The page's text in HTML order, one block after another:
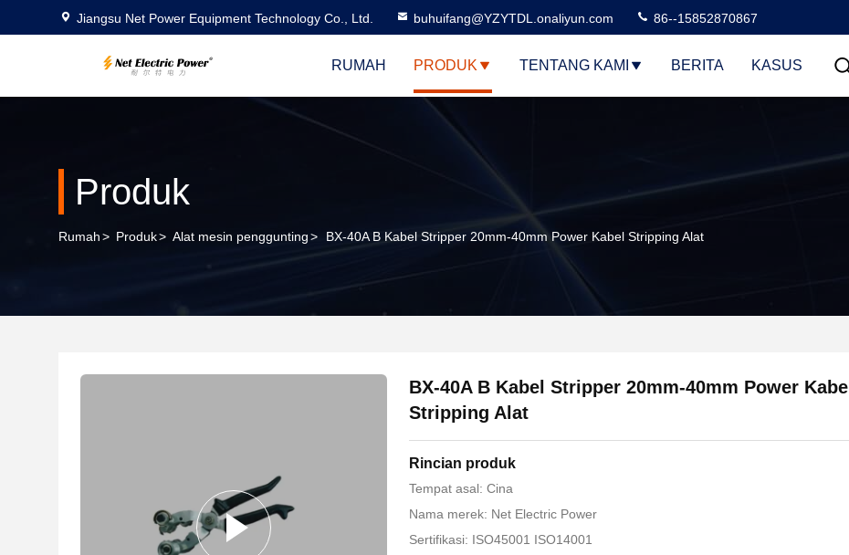
Jiangsu Net Power Equipment Technology Co., Ltd. buhuifang@YZYTDL.onaliyun.com 86--15852870867
RUMAH PRODUK TENTANG KAMI BERITA KASUS
Produk
Rumah> Produk> Alat mesin penggunting> BX-40A B Kabel Stripper 20mm-40mm Power Kabel Stripping Alat
BX-40A B Kabel Stripper 20mm-40mm Power Kabel
Stripping Alat
Rincian produk
Tempat asal: Cina
Nama merek: Net Electric Power
Sertifikasi: ISO45001 ISO14001